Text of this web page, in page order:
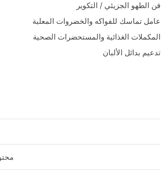
فن الطهو الجزيئي / التكوير
عامل تماسك للفواكه والخضروات المعلبة
المكملات الغذائية والمستحضرات الصحية
تدعيم بدائل الألبان